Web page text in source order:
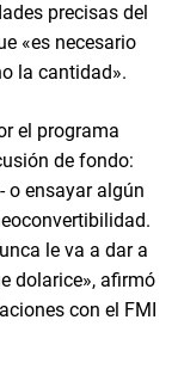
precisas del
«es necesario
la cantidad».
el programa
de fondo:
o ensayar algún
le va a dar a
dolarice», afirmó
con el FMI